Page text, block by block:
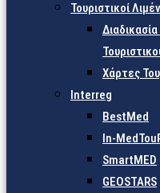
Τουριστικοί
Χάρτες
Interreg
BestMed
In-
SmartMED
GEOSTARS